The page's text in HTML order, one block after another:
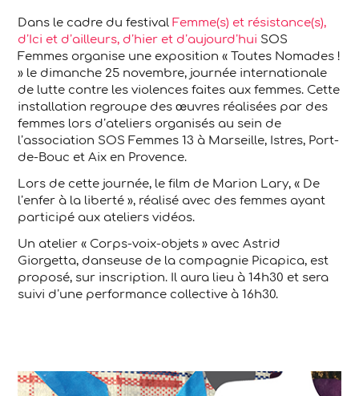
Dans le cadre du festival Femme(s) et résistance(s),
d’Ici et d’ailleurs, d’hier et d’aujourd’hui SOS
Femmes organise une exposition « Toutes Nomades !
» le dimanche 25 novembre, journée internationale
de lutte contre les violences faites aux femmes. Cette
installation regroupe des œuvres réalisées par des
femmes lors d’ateliers organisés au sein de
l’association SOS Femmes 13 à Marseille, Istres, Port-
de-Bouc et Aix en Provence.
Lors de cette journée, le film de Marion Lary, « De
l’enfer à la liberté », réalisé avec des femmes ayant
participé aux ateliers vidéos.
Un atelier « Corps-voix-objets » avec Astrid
Giorgetta, danseuse de la compagnie Picapica, est
proposé, sur inscription. Il aura lieu à 14h30 et sera
suivi d’une performance collective à 16h30.